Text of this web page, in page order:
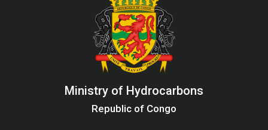
Ministry of Hydrocarbons
Republic of Congo